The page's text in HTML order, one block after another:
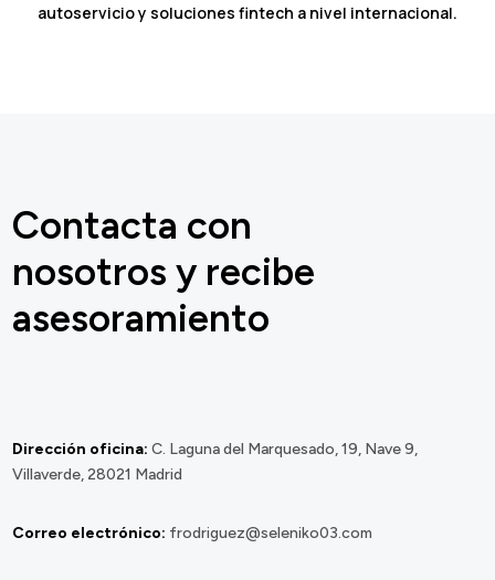
autoservicio y soluciones fintech a nivel internacional.
Contacta con
nosotros y recibe
asesoramiento
Dirección oficina:C. Laguna del Marquesado, 19, Nave 9,
Villaverde, 28021 Madrid
Correo electrónico: frodriguez@seleniko03.com